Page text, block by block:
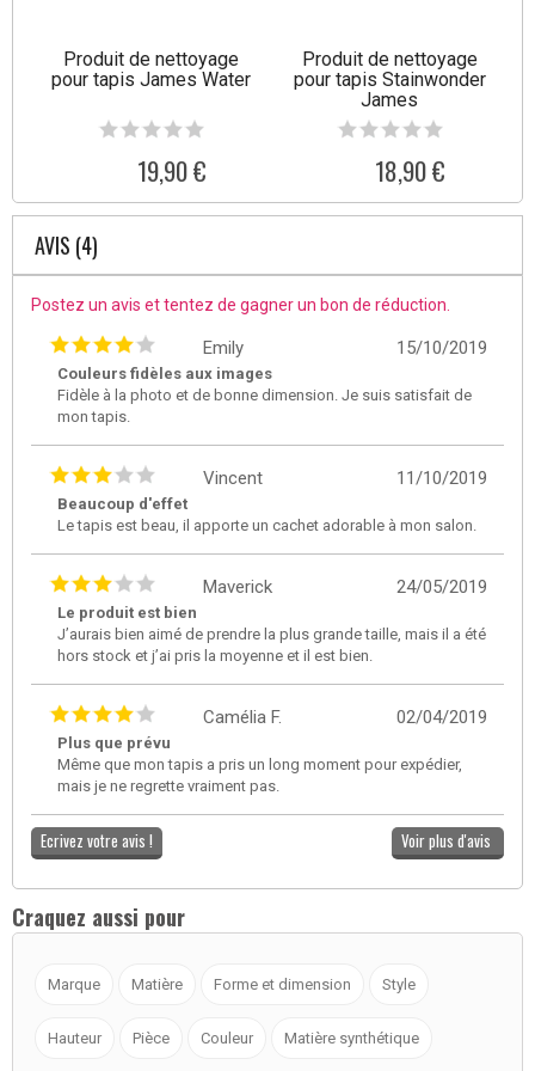
Produit de nettoyage
pour tapis James Water
19,90 €
Produit de nettoyage
pour tapis Stainwonder
James
18,90 €
AVIS (4)
Postez un avis et tentez de gagner un bon de réduction.
15/10/2019
Emily
Couleurs fidèles aux images
Fidèle à la photo et de bonne dimension. Je suis satisfait de
mon tapis.
11/10/2019
Vincent
Beaucoup d'effet
Le tapis est beau, il apporte un cachet adorable à mon salon.
24/05/2019
Maverick
Le produit est bien
J’aurais bien aimé de prendre la plus grande taille, mais il a été
hors stock et j’ai pris la moyenne et il est bien.
02/04/2019
Camélia F.
Plus que prévu
Même que mon tapis a pris un long moment pour expédier,
mais je ne regrette vraiment pas.
Ecrivez votre avis ! Voir plus d'avis
Craquez aussi pour
Marque Matière Forme et dimension Style
Hauteur Pièce Couleur Matière synthétique